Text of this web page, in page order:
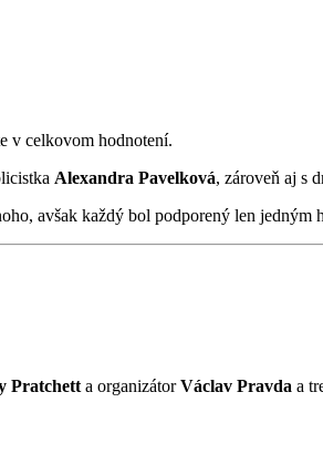
v celkovom hodnotení.
Alexandra Pavelková, zároveň aj s
avšak každý bol podporený len jedným
Pratchett a organizátorVáclav Pravda a